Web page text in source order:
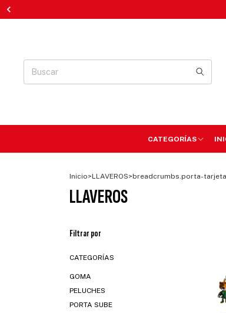
CATEGORÍAS
Inicio>LLAVEROS>breadcrumbs.porta-tarjeta
LLAVEROS
Filtrar por
CATEGORÍAS
GOMA
PELUCHES
PORTA SUBE